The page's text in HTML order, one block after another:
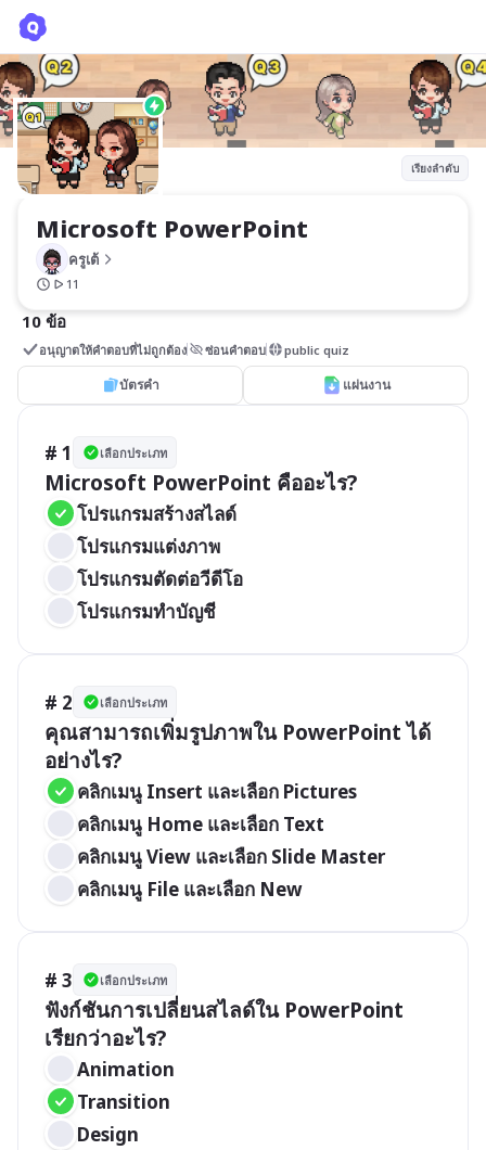
เรียงลำดับ
Microsoft PowerPoint
ครูเต้
11
10 ข้อ
อนุญาตให้คำตอบที่ไม่ถูกต้อง ซ่อนคำตอบ public quiz
บัตรคำ แผ่นงาน
# 1 เลือกประเภท
Microsoft PowerPoint คืออะไร?
โปรแกรมสร้างสไลด์
โปรแกรมแต่งภาพ
โปรแกรมตัดต่อวีดีโอ
โปรแกรมทำบัญชี
# 2 เลือกประเภท
คุณสามารถเพิ่มรูปภาพใน PowerPoint ได้
อย่างไร?
คลิกเมนู Insert และเลือก Pictures
คลิกเมนู Home และเลือก Text
คลิกเมนู View และเลือก Slide Master
คลิกเมนู File และเลือก New
# 3 เลือกประเภท
ฟังก์ชันการเปลี่ยนสไลด์ใน PowerPoint
เรียกว่าอะไร?
Animation
Transition
Design